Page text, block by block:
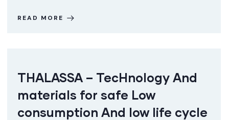
READ MORE
THALASSA – TecHnology And
materials for safe Low
consumption And low life cycle